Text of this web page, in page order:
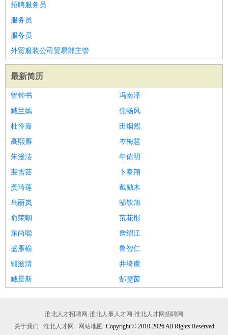
招聘服务员
服务员
服务员
外贸服装公司贸易部主管
最新简历
管钟书
冯南泽
臧兰嫣
焦畅风
杜怜嘉
田烟熙
高熙雁
岑梅慧
朱漫洁
年佑明
裴雪芸
卜泰翔
龚琦莲
戴励木
乌丽岚
邬钦旭
俞荣朝
范花彤
东尚聪
詹绍江
盛雁榆
鲁智仁
辅波清
井绮虞
臧景斯
郜雯茵
淮北人才招聘网-淮北人事人才网-淮北人才网招聘网
关于我们
淮北人才网 网站地图 Copyright © 2010-2026 All Rights Reserved.